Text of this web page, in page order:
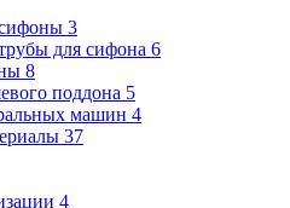
3
для сифона 6
8
поддона 5
машин 4
37
4